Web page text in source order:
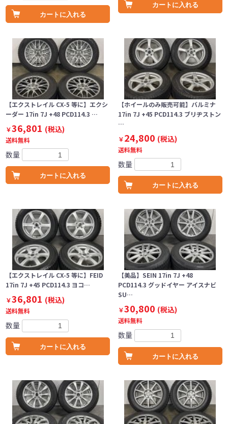
カートに入れる
カートに入れる
【エクストレイル CX-5 等に】エクシ
ーダー 17in 7J +48 PCD114.3 …
￥36,801 (税込)
送料無料
数量
カートに入れる
【ホイールのみ販売可能】バルミナ
17in 7J +45 PCD114.3 ブリヂストン
…
￥24,800 (税込)
送料無料
数量
カートに入れる
【エクストレイル CX-5 等に】FEID
17in 7J +45 PCD114.3 ヨコ…
￥36,801 (税込)
送料無料
数量
カートに入れる
【美品】SEIN 17in 7J +48
PCD114.3 グッドイヤー アイスナビ
SU…
￥30,800 (税込)
送料無料
数量
カートに入れる